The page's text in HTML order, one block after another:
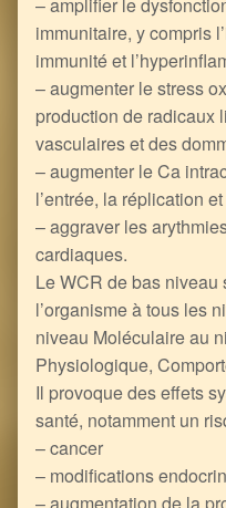
immunitaire, y compris
immunité et
– augmenter le stress
production de radicaux
vasculaires et des
– augmenter le Ca
l’entrée, la réplication
– aggraver les
cardiaques.
Le WCR de bas niveau
l’organisme à tous les
niveau Moléculaire au
Physiologique,
Il provoque des effets
santé, notamment un
– cancer
– modifications